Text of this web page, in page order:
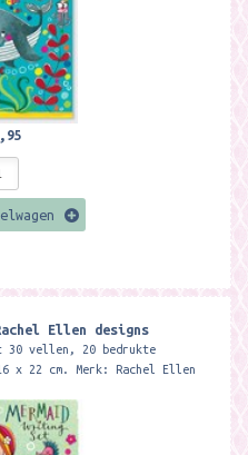
Ellen designs
30 vellen, 20 bedrukte
x 22 cm. Merk: Rachel Ellen